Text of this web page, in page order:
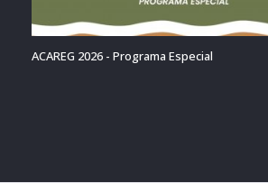
ACAREG 2026 - Programa Especial